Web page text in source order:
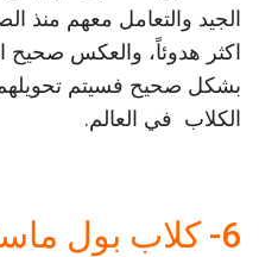
الجيد والتعامل معهم منذ
اكثر هدوئاً، والعكس صحيح
بشكل صحيح فسيتم تحويلهم
الكلاب في العالم.
6- كلاب بول